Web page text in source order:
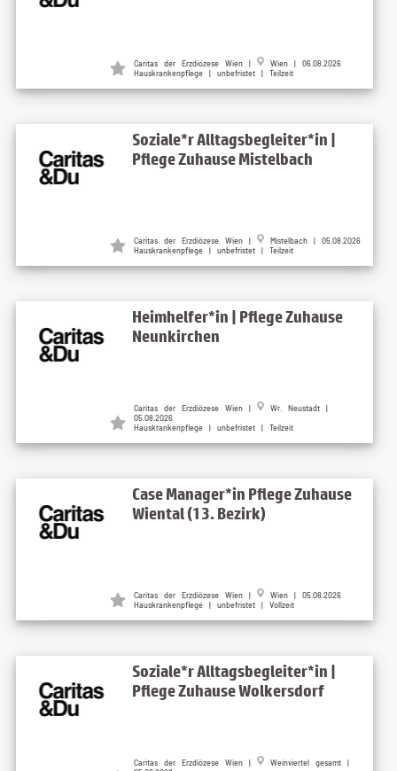
Caritas der Erzdiözese Wien |
Wien | 06.08.2026
Hauskrankenpflege | unbefristet | Teilzeit
Soziale*r Alltagsbegleiter*in |
Pflege Zuhause Mistelbach
Caritas der Erzdiözese Wien |
Mistelbach | 05.08.2026
Hauskrankenpflege | unbefristet | Teilzeit
Heimhelfer*in | Pflege Zuhause
Neunkirchen
Caritas der Erzdiözese Wien |
Wr. Neustadt |
05.08.2026
Hauskrankenpflege | unbefristet | Teilzeit
Case Manager*in Pflege Zuhause
Wiental (13. Bezirk)
Caritas der Erzdiözese Wien |
Wien | 05.08.2026
Hauskrankenpflege | unbefristet | Vollzeit
Soziale*r Alltagsbegleiter*in |
Pflege Zuhause Wolkersdorf
Caritas der Erzdiözese Wien |
Weinviertel gesamt |